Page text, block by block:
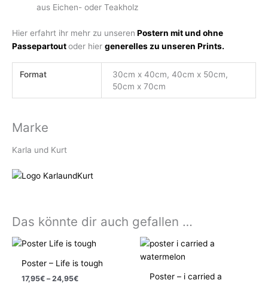
aus Eichen- oder Teakholz
Hier erfahrt ihr mehr zu unseren Postern mit und ohne
Passepartoutoder hier generelles zu unseren Prints.
Format
30cm x 40cm, 40cm x 50cm,
50cm x 70cm
Marke
Karla und Kurt
Das könnte dir auch gefallen …
Poster – Life is tough
17,95€ –24,95€Preisspanne:
Poster – i carried a